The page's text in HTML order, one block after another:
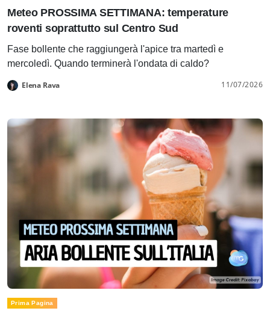
Meteo PROSSIMA SETTIMANA: temperature
roventi soprattutto sul Centro Sud
Fase bollente che raggiungerà l'apice tra martedì e
mercoledì. Quando terminerà l'ondata di caldo?
Elena Rava 11/07/2026
Prima Pagina